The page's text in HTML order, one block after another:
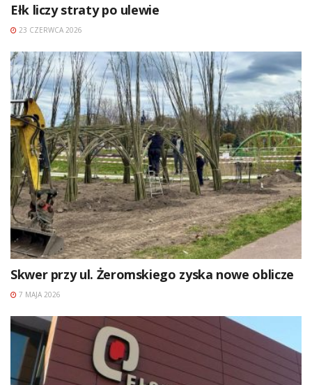
Ełk liczy straty po ulewie
23 CZERWCA 2026
Skwer przy ul. Żeromskiego zyska nowe oblicze
7 MAJA 2026